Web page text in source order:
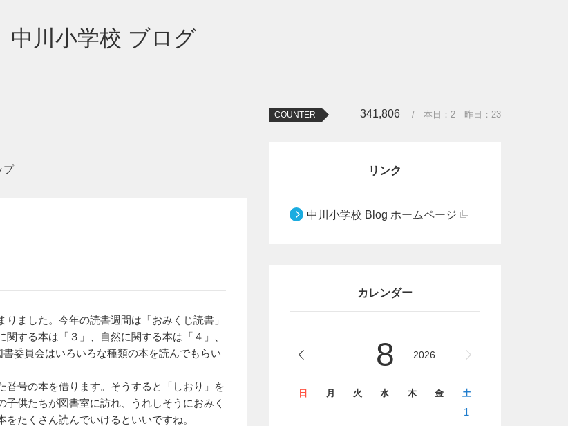
中川小学校 ブログ
プ
ました。今年の読書週間は「おみくじ読書」
する本は「３」、自然に関する本は「４」、
委員会はいろいろな種類の本を読んでもらい
号の本を借ります。そうすると「しおり」を
供たちが図書室に訪れ、うれしそうにおみく
たくさん読んでいけるといいですね。
COUNTER 341,806 / 本日： 2 昨日： 23
リンク
中川小学校 Blog ホームページ
カレンダー
8 2026
日 月 火 水 木 金 土
1